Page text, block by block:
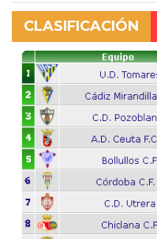
CLASIFICACIÓN